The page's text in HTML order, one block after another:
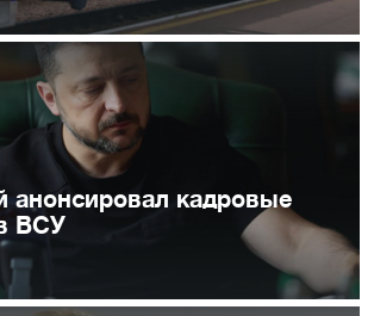
анонсировал кадровые
ВСУ